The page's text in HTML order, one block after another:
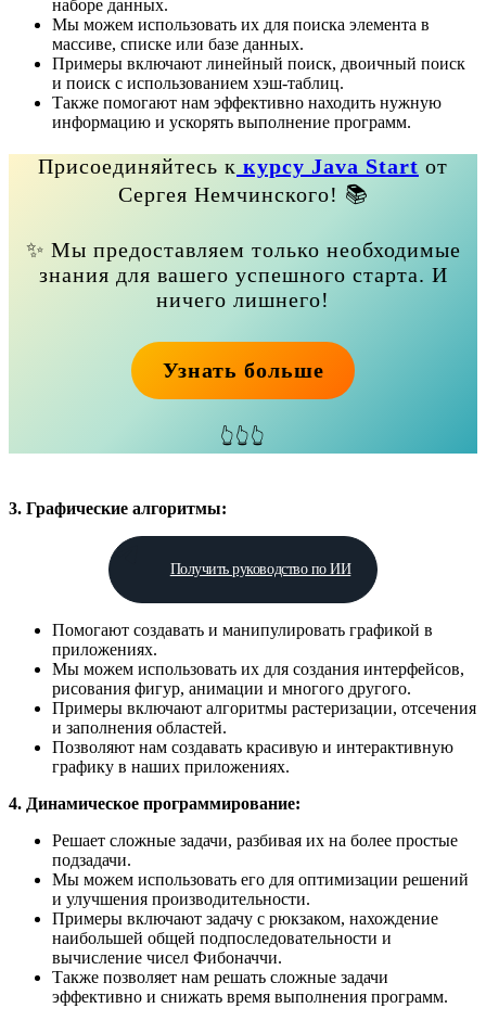
наборе данных.
Мы можем использовать их для поиска элемента в
массиве, списке или базе данных.
Примеры включают линейный поиск, двоичный поиск
и поиск с использованием хэш-таблиц.
Также помогают нам эффективно находить нужную
информацию и ускорять выполнение программ.
Присоединяйтесь к курсу Java Start от
Сергея Немчинского! 📚
✨ Мы предоставляем только необходимые
знания для вашего успешного старта. И
ничего лишнего!
Узнать больше
👆👆👆
3. Графические алгоритмы:
Получить руководство по ИИ
Помогают создавать и манипулировать графикой в
приложениях.
Мы можем использовать их для создания интерфейсов,
рисования фигур, анимации и многого другого.
Примеры включают алгоритмы растеризации, отсечения
и заполнения областей.
Позволяют нам создавать красивую и интерактивную
графику в наших приложениях.
4. Динамическое программирование:
Решает сложные задачи, разбивая их на более простые
подзадачи.
Мы можем использовать его для оптимизации решений
и улучшения производительности.
Примеры включают задачу с рюкзаком, нахождение
наибольшей общей подпоследовательности и
вычисление чисел Фибоначчи.
Также позволяет нам решать сложные задачи
эффективно и снижать время выполнения программ.